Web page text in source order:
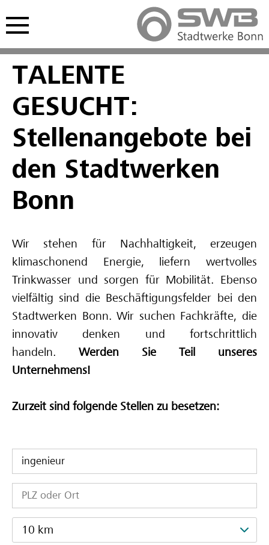
öffnen
Freie Ausbildungsplätze
Kaufmännische Ausbildung
Gewerblich-technische Ausbildung
Deine Zukunft im Video
Interviews Auszubildende
Deine Ausbilderinnen und Ausbilder
Freie Stellen
Interviews Fachkräfte
Spannende Berufe im Video
Studentisches Praktikum
Werkstudium
Hauptmenü öffnen
TALENTE
GESUCHT:
Stellenangebote bei
den Stadtwerken
Bonn
Wir stehen für Nachhaltigkeit, erzeugen
klimaschonend Energie, liefern wertvolles
Trinkwasser und sorgen für Mobilität. Ebenso
vielfältig sind die Beschäftigungsfelder bei den
Stadtwerken Bonn. Wir suchen Fachkräfte, die
innovativ denken und fortschrittlich
handeln. Werden Sie Teil unseres
Unternehmens!
Zurzeit sind folgende Stellen zu besetzen:
10 km